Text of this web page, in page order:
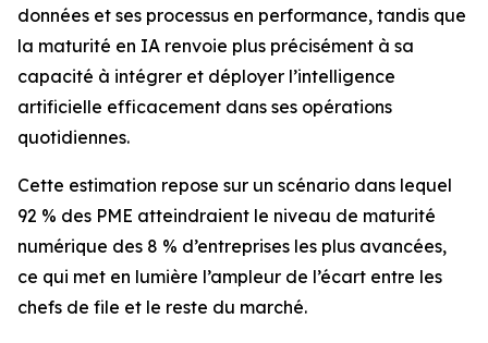
données et ses processus en performance, tandis que
la maturité en IA renvoie plus précisément à sa
capacité à intégrer et déployer l’intelligence
artificielle efficacement dans ses opérations
quotidiennes.
Cette estimation repose sur un scénario dans lequel
92 % des PME atteindraient le niveau de maturité
numérique des 8 % d’entreprises les plus avancées,
ce qui met en lumière l’ampleur de l’écart entre les
chefs de file et le reste du marché.